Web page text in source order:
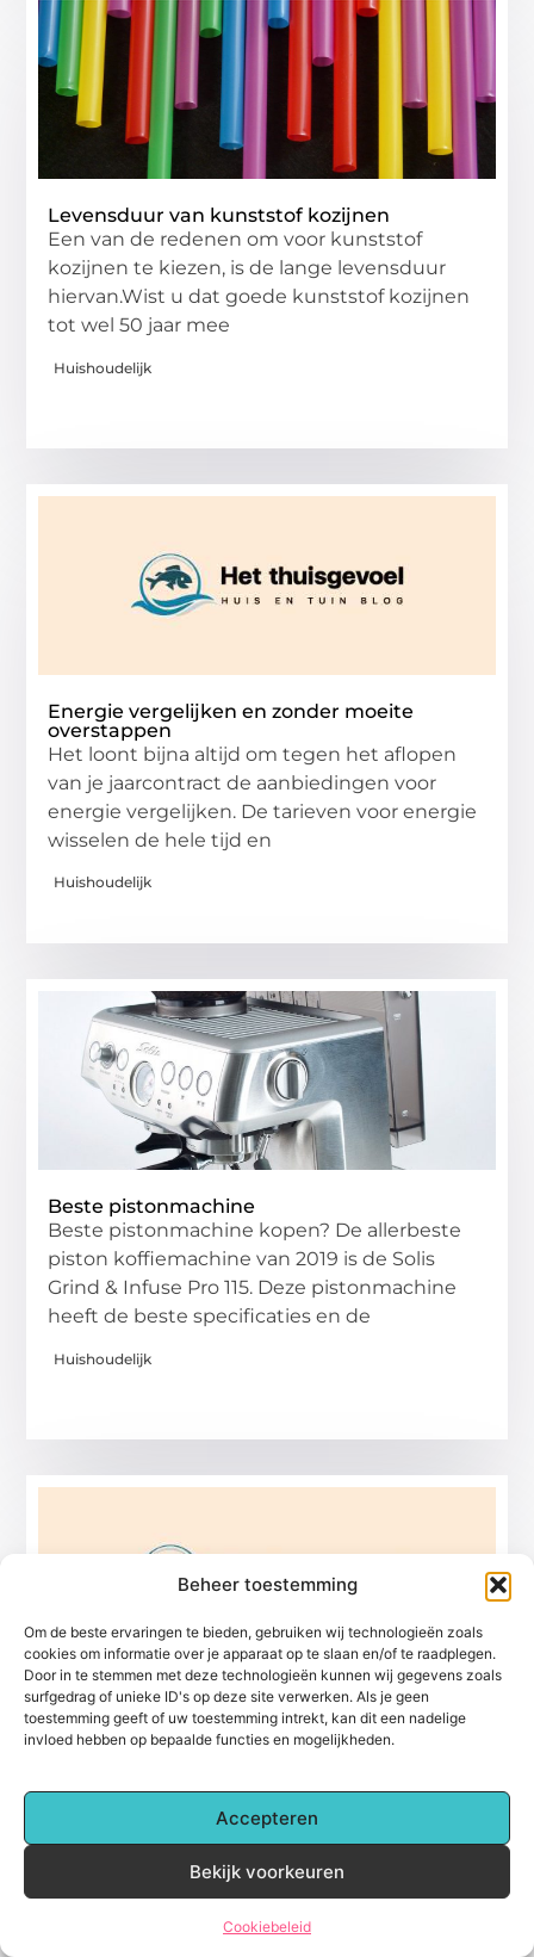
Beheer toestemming
Om de beste ervaringen te bieden, gebruiken wij technologieën zoals
cookies om informatie over je apparaat op te slaan en/of te raadplegen.
Door in te stemmen met deze technologieën kunnen wij gegevens zoals
surfgedrag of unieke ID's op deze site verwerken. Als je geen
toestemming geeft of uw toestemming intrekt, kan dit een nadelige
invloed hebben op bepaalde functies en mogelijkheden.
Accepteren
Bekijk voorkeuren
Cookiebeleid
Levensduur van kunststof kozijnen
Een van de redenen om voor kunststof
kozijnen te kiezen, is de lange levensduur
hiervan.Wist u dat goede kunststof kozijnen
tot wel 50 jaar mee
Huishoudelijk
Energie vergelijken en zonder moeite
overstappen
Het loont bijna altijd om tegen het aflopen
van je jaarcontract de aanbiedingen voor
energie vergelijken. De tarieven voor energie
wisselen de hele tijd en
Huishoudelijk
Beste pistonmachine
Beste pistonmachine kopen? De allerbeste
piston koffiemachine van 2019 is de Solis
Grind & Infuse Pro 115. Deze pistonmachine
heeft de beste specificaties en de
Huishoudelijk
Een Vonkenscherm aanschaffen
Wat is een vonkenscherm en waarvoor is het
bedoeld? Als u thuis een open haard heeft,